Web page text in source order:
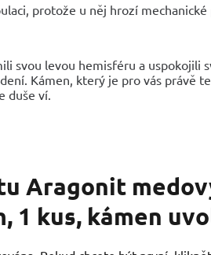
protože u něj hrozí
svou levou hemisféru a uspokojili
Kámen, který je pro vás právě
duše ví.
Aragonit
1 kus, kámen